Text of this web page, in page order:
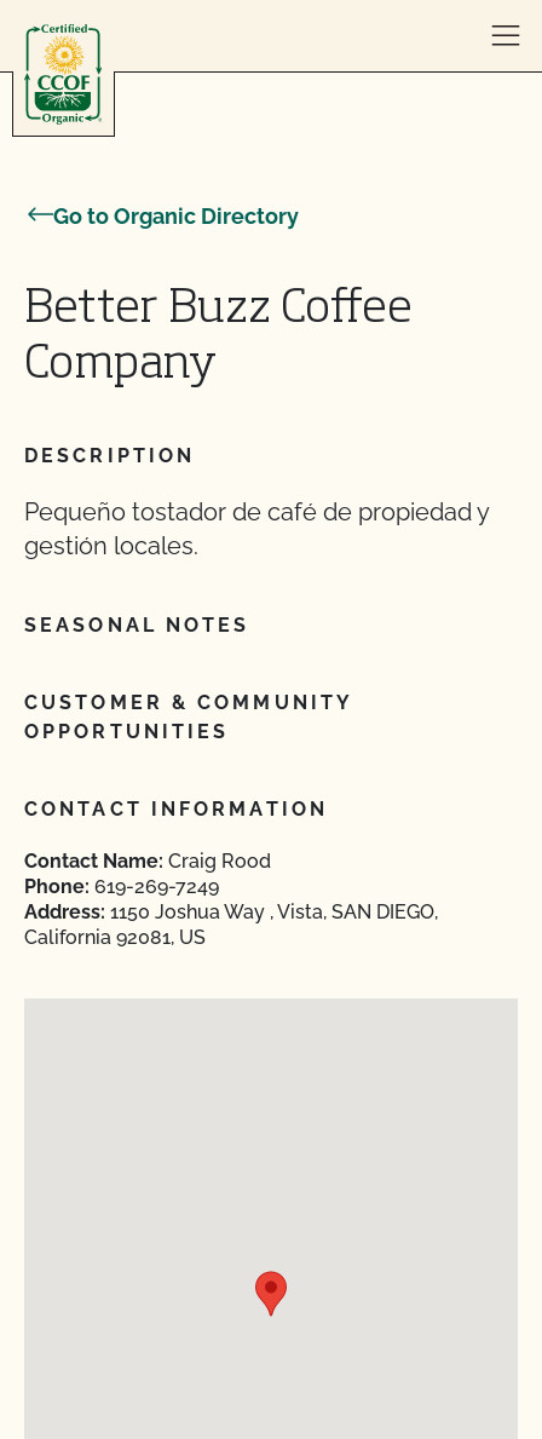
Go to Organic Directory
Better Buzz Coffee
Company
DESCRIPTION
Pequeño tostador de café de propiedad y
gestión locales.
SEASONAL NOTES
CUSTOMER & COMMUNITY
OPPORTUNITIES
CONTACT INFORMATION
Contact Name: Craig Rood
Phone: 619-269-7249
Address: 1150 Joshua Way , Vista, SAN DIEGO,
California 92081, US